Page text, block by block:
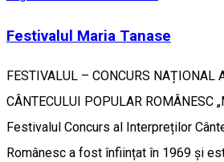
Festivalul Maria Tanase
FESTIVALUL – CONCURS NAȚIONAL
CÂNTECULUI POPULAR ROMÂNESC
Festivalul Concurs al Interpreților
Românesc a fost înființat în 1969 și